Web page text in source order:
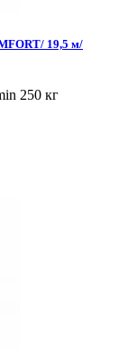
19,5 м/
250 кг